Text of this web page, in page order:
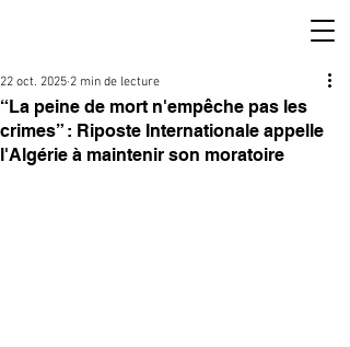
“La peine de mort n'empêche pas les
crimes” : Riposte Internationale appelle
l'Algérie à maintenir son moratoire
22 oct. 2025 2 min de lecture